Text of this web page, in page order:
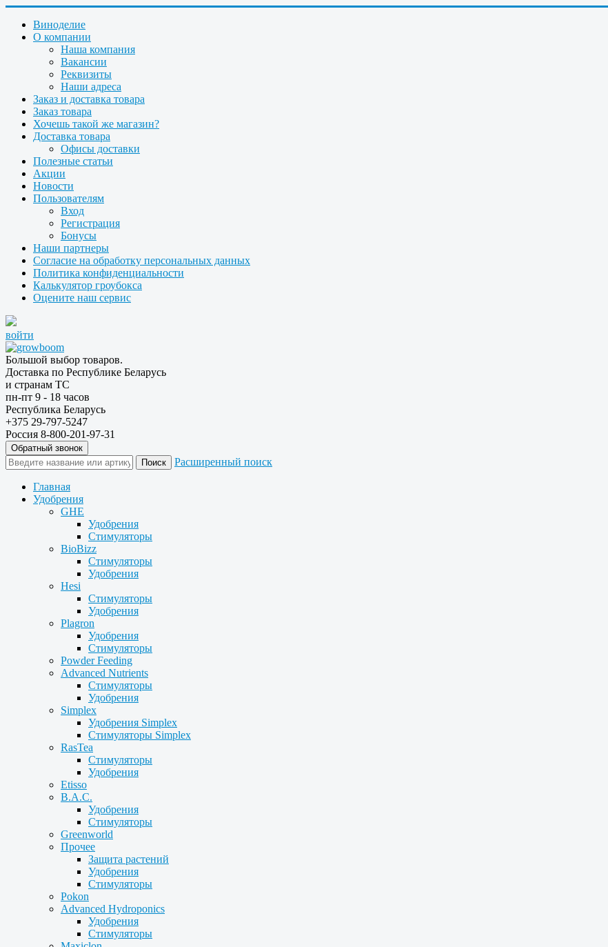
Виноделие
О компании
Наша компания
Вакансии
Реквизиты
Наши адреса
Заказ и доставка товара
Заказ товара
Хочешь такой же магазин?
Доставка товара
Офисы доставки
Полезные статьи
Акции
Новости
Пользователям
Вход
Регистрация
Бонусы
Наши партнеры
Согласие на обработку персональных данных
Политика конфиденциальности
Калькулятор гроубокса
Оцените наш сервис
войти
Большой выбор товаров.
Доставка по Республике Беларусь
и странам ТС
пн-пт 9 - 18 часов
Республика Беларусь
+375 29-797-5247
Россия 8-800-201-97-31
Обратный звонок
Расширенный поиск
Главная
Удобрения
GHE
Удобрения
Стимуляторы
BioBizz
Стимуляторы
Удобрения
Hesi
Стимуляторы
Удобрения
Plagron
Удобрения
Стимуляторы
Powder Feeding
Advanced Nutrients
Стимуляторы
Удобрения
Simplex
Удобрения Simplex
Стимуляторы Simplex
RasTea
Стимуляторы
Удобрения
Etisso
B.A.C.
Удобрения
Стимуляторы
Greenworld
Прочее
Защита растений
Удобрения
Стимуляторы
Pokon
Advanced Hydroponics
Удобрения
Стимуляторы